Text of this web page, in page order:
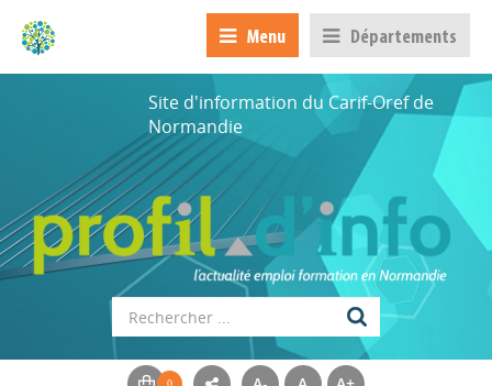
Menu Départements
Site d'information du Carif-Oref de
Normandie